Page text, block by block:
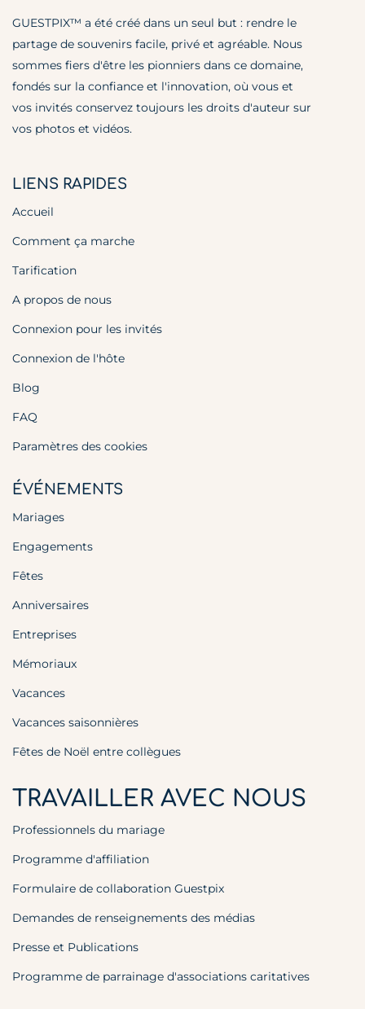
GUESTPIX™ a été créé dans un seul but : rendre le
partage de souvenirs facile, privé et agréable. Nous
sommes fiers d'être les pionniers dans ce domaine,
fondés sur la confiance et l'innovation, où vous et
vos invités conservez toujours les droits d'auteur sur
vos photos et vidéos.
LIENS RAPIDES
Accueil
Comment ça marche
Tarification
A propos de nous
Connexion pour les invités
Connexion de l'hôte
Blog
FAQ
Paramètres des cookies
ÉVÉNEMENTS
Mariages
Engagements
Fêtes
Anniversaires
Entreprises
Mémoriaux
Vacances
Vacances saisonnières
Fêtes de Noël entre collègues
TRAVAILLER AVEC NOUS
Professionnels du mariage
Programme d'affiliation
Formulaire de collaboration Guestpix
Demandes de renseignements des médias
Presse et Publications
Programme de parrainage d'associations caritatives